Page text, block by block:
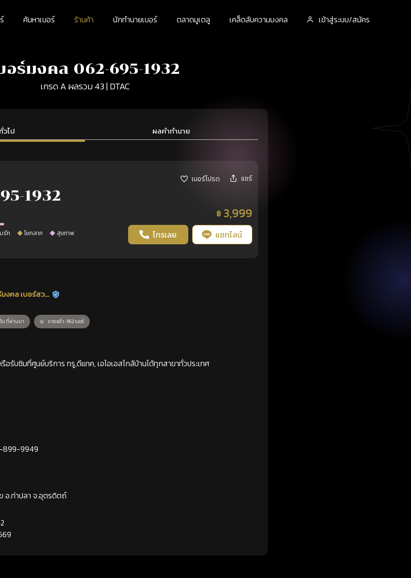
ค้นหาเบอร์ ร้านค้า นักทำนายเบอร์ ตลาดมูเตลู เคล็ดลับความมงคล เข้าสู่ระบบ/สมัคร
อร์มงคล 062-695-1932
เกรด A ผลรวม 43 | DTAC
วไป ผลคำทำนาย
เบอร์โปรด แชร์
1932
฿ 3,999
รัก โชคลาภ สุขภาพ โทรเลย แชทไลน์
งคล เบอร์สวย ร้านยืนยันแล้ว
น ที่ผ่านมา ขายแล้ว : 652 เบอร์
รับซิมที่ศูนย์บริการ ทรู,ดีแทค, เอไอเอสไกล้บ้านได้ทุกสาขาทั่วประเทศ
9949
อ.ท่าปลา จ.อุตรดิตถ์